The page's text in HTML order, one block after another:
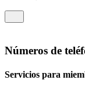
Números de
Servicios para